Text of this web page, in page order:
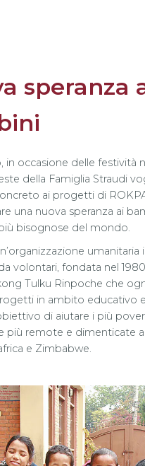
speranza
in occasione delle festività
della Famiglia Straudi
ai progetti di
una nuova speranza ai
bisognose del mondo.
umanitaria
volontari, fondata nel
Tulku Rinpoche che
in ambito educativo
di aiutare i più
più remote e dimenticate
e Zimbabwe.